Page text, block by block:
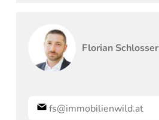
Florian Schlosser
fs@immobilienwild.at